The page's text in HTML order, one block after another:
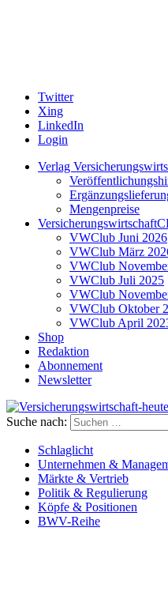
Twitter
Xing
LinkedIn
Login
Verlag
Mengenpreise
VWClub Juni 2026
VWClub März
VWClub
VWClub Juli 2025
VWClub
VWClub Oktober
VWClub April
Shop
Redaktion
Abonnement
Newsletter
Versicherungswirtschaft-heute
Suche nach:
Schlaglicht
Unternehmen &
Märkte & Vertrieb
Politik & Regulierung
Köpfe & Positionen
BWV-Reihe